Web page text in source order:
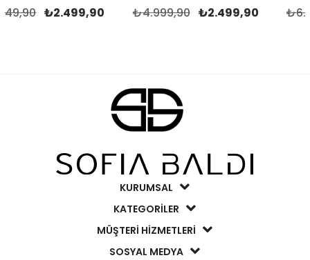
₺2.499,90
₺2.499,90
₺4.999,90 ₺6.249,90
KURUMSAL
KATEGORİLER
MÜŞTERİ HİZMETLERİ
SOSYAL MEDYA